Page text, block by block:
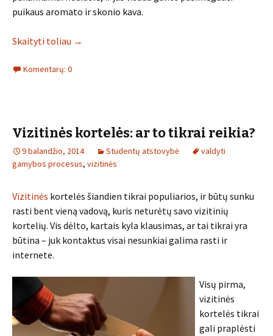
puikaus aromato ir skonio kava.
Skaityti toliau →
Komentarų: 0
Vizitinės kortelės: ar to tikrai reikia?
9 balandžio, 2014 Studentų atstovybė
valdyti
gamybos procesus, vizitinės
Vizitinės kortelės šiandien tikrai populiarios, ir būtų sunku
rasti bent vieną vadovą, kuris neturėtų savo vizitinių
kortelių. Vis dėlto, kartais kyla klausimas, ar tai tikrai yra
būtina – juk kontaktus visai nesunkiai galima rasti ir
internete.
Visų pirma,
vizitinės
kortelės tikrai
gali praplėsti